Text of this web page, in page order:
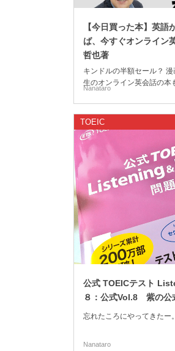
【今日買った本】英語
ば、今すぐオンライン
哲也著
キンドルの半額セール？
生のオンライン英会話の本
Nanataro
TOEIC
公式 TOEICテスト
８：公式Vol.8 紫の公
忘れたころにやってきた
Nanataro